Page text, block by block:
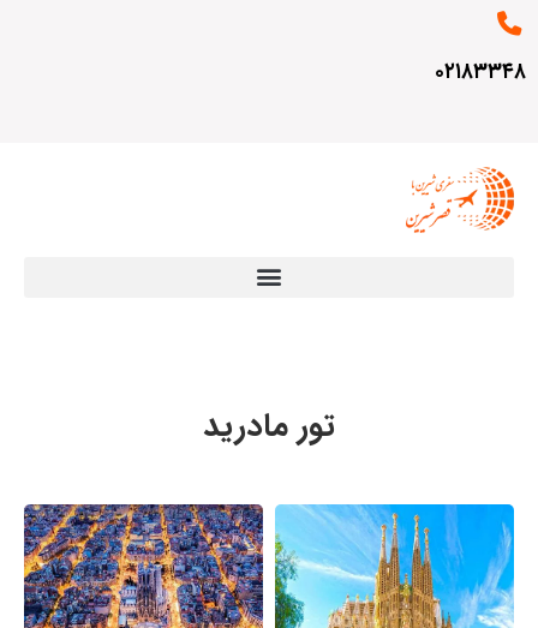
۰۲۱۸۳۳۴۸
تور مادرید